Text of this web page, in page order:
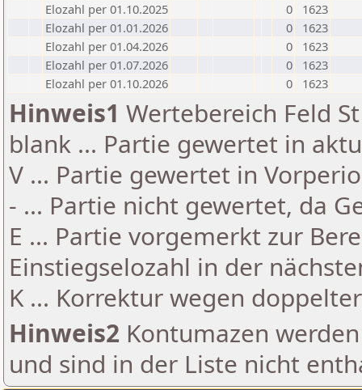
Elozahl per 01.10.2025
0
1623
Elozahl per 01.01.2026
0
1623
Elozahl per 01.04.2026
0
1623
Elozahl per 01.07.2026
0
1623
Elozahl per 01.10.2026
0 1623
Hinweis1 Wertebereich Feld
blank ... Partie gewertet in
V ... Partie gewertet in
- ... Partie nicht gewertet, da
E ... Partie vorgemerkt zur
Einstiegselozahl in der
K ... Korrektur wegen
Hinweis2 Kontumazen
und sind in der Liste nicht